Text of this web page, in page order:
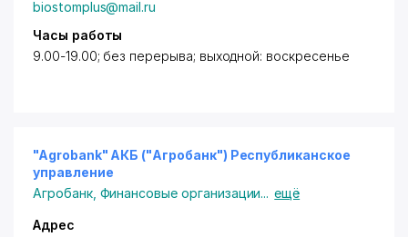
biostomplus@mail.ru
Часы работы
9.00-19.00; без перерыва; выходной: воскресенье
"Agrobank" АКБ ("Агробанк") Республиканское
управление
Агробанк, Финансовые организации... ещё
Адрес